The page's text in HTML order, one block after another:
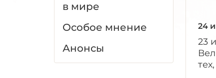
в мире
Особое мнение
Анонсы
24
23